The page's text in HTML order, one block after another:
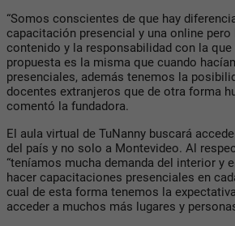
“Somos conscientes de que hay
capacitación presencial y una online pero
contenido y la responsabilidad con la
propuesta es la misma que cuando
presenciales, además tenemos la
docentes extranjeros que de otra forma
comentó la fundadora.
El aula virtual de TuNanny buscará
del país y no solo a Montevideo. Al
“teníamos mucha demanda del interior y
hacer capacitaciones presenciales en
cual de esta forma tenemos la
acceder a muchos más lugares y